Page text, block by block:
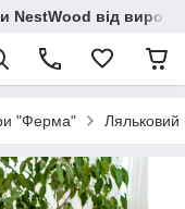
NestWood від
"Ферма" Ляльковий